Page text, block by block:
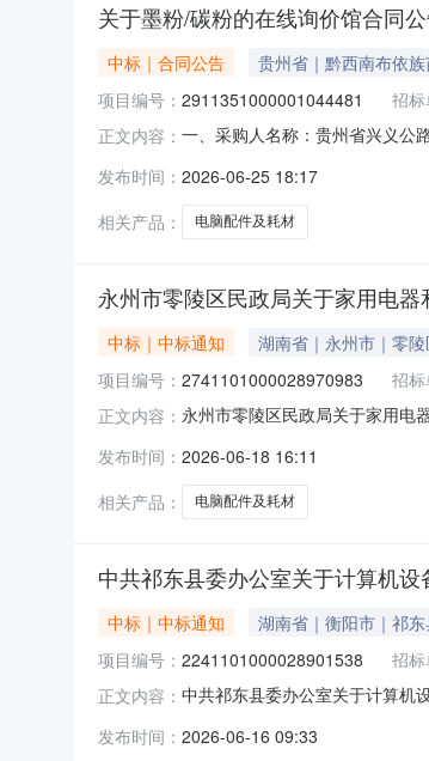
关于墨粉/碳粉的在线询价馆合同
中标｜合同公告 贵州省｜黔西南布依
项目编号： 2911351000001044481 招标
正文内容： 一、采购人名称：贵州省兴义公
生/epson电脑配件及耗材批
发布时间： 2026-06-25 18:17
相关产品：
电脑配件及耗材
永州市零陵区民政局关于家用电
中标｜中标通知 湖南省｜永州市｜零陵
项目编号： 2741101000028970983 招标
正文内容： 永州市零陵区民政局关于家用电
目名称：永州市零陵区民政局
名称：湖南省永州市零陵区报价
码：
发布时间： 2026-06-18 16:11
相关产品：
电脑配件及耗材
中共祁东县委办公室关于计算机
中标｜中标通知 湖南省｜衡阳市｜祁
项目编号： 2241101000028901538 招标
正文内容： 中共祁东县委办公室关于计算机
省衡阳市祁东县报价起止时间：
发布时间： 2026-06-16 09:33